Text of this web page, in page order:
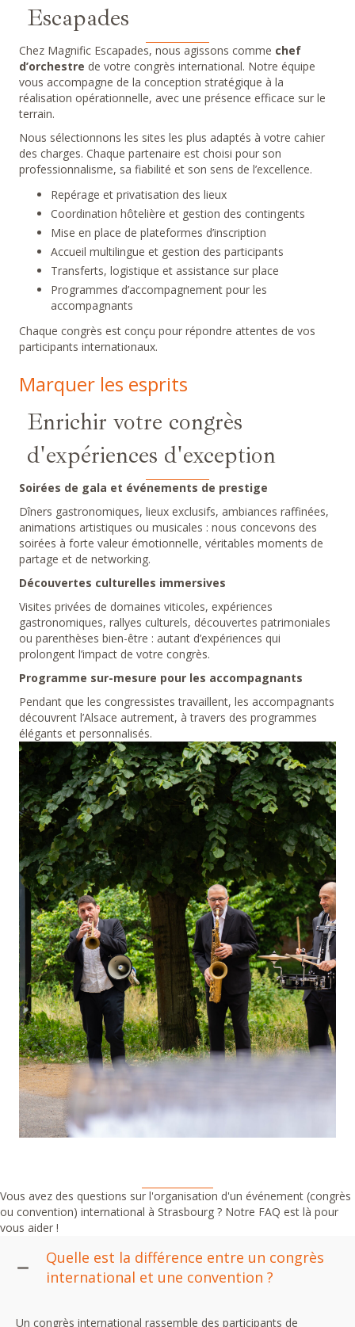
Escapades
Chez Magnific Escapades, nous agissons comme chef
d’orchestre de votre congrès international. Notre équipe
vous accompagne de la conception stratégique à la
réalisation opérationnelle, avec une présence efficace sur le
terrain.
Nous sélectionnons les sites les plus adaptés à votre cahier
des charges. Chaque partenaire est choisi pour son
professionnalisme, sa fiabilité et son sens de l’excellence.
Repérage et privatisation des lieux
Coordination hôtelière et gestion des contingents
Mise en place de plateformes d’inscription
Accueil multilingue et gestion des participants
Transferts, logistique et assistance sur place
Programmes d’accompagnement pour les
accompagnants
Chaque congrès est conçu pour répondre attentes de vos
participants internationaux.
Marquer les esprits
Enrichir votre congrès
d'expériences d'exception
Soirées de gala et événements de prestige
Dîners gastronomiques, lieux exclusifs, ambiances raffinées,
animations artistiques ou musicales : nous concevons des
soirées à forte valeur émotionnelle, véritables moments de
partage et de networking.
Découvertes culturelles immersives
Visites privées de domaines viticoles, expériences
gastronomiques, rallyes culturels, découvertes patrimoniales
ou parenthèses bien-être : autant d’expériences qui
prolongent l’impact de votre congrès.
Programme sur-mesure pour les accompagnants
Pendant que les congressistes travaillent, les accompagnants
découvrent l’Alsace autrement, à travers des programmes
élégants et personnalisés.
Vous avez des questions sur l'organisation d'un événement (congrès
ou convention) international à Strasbourg ? Notre FAQ est là pour
vous aider !
Quelle est la différence entre un congrès
international et une convention ?
Un congrès international rassemble des participants de